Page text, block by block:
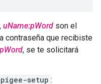
uName:pWord son el
contraseña que recibiste
pWord, se te solicitará
setup :